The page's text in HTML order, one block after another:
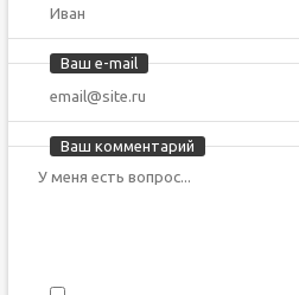
Ваш e-mail
Ваш комментарий